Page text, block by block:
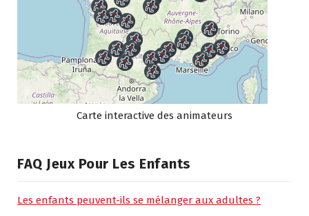
Carte interactive des animateurs
FAQ Jeux Pour Les Enfants
Les enfants peuvent-ils se mélanger aux adultes ?